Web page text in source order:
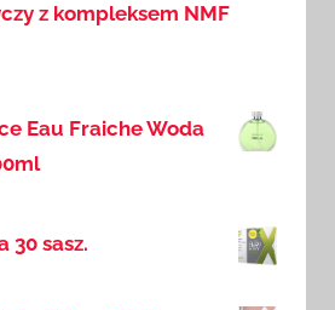
z kompleksem NMF
Eau Fraiche Woda
30 sasz.